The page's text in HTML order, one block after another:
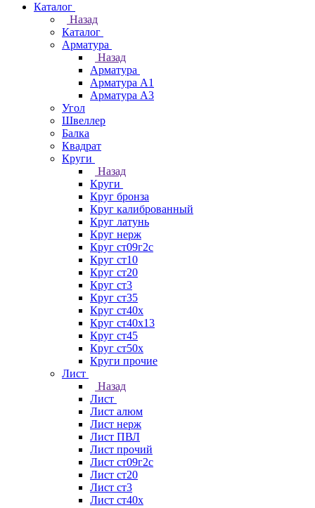
Каталог
Назад
Каталог
Арматура
Назад
Арматура
Арматура А1
Арматура А3
Угол
Швеллер
Балка
Квадрат
Круги
Назад
Круги
Круг бронза
Круг калиброванный
Круг латунь
Круг нерж
Круг ст09г2с
Круг ст10
Круг ст20
Круг ст3
Круг ст35
Круг ст40х
Круг ст40х13
Круг ст45
Круг ст50х
Круги прочие
Лист
Назад
Лист
Лист алюм
Лист нерж
Лист ПВЛ
Лист прочий
Лист ст09г2с
Лист ст20
Лист ст3
Лист ст40х